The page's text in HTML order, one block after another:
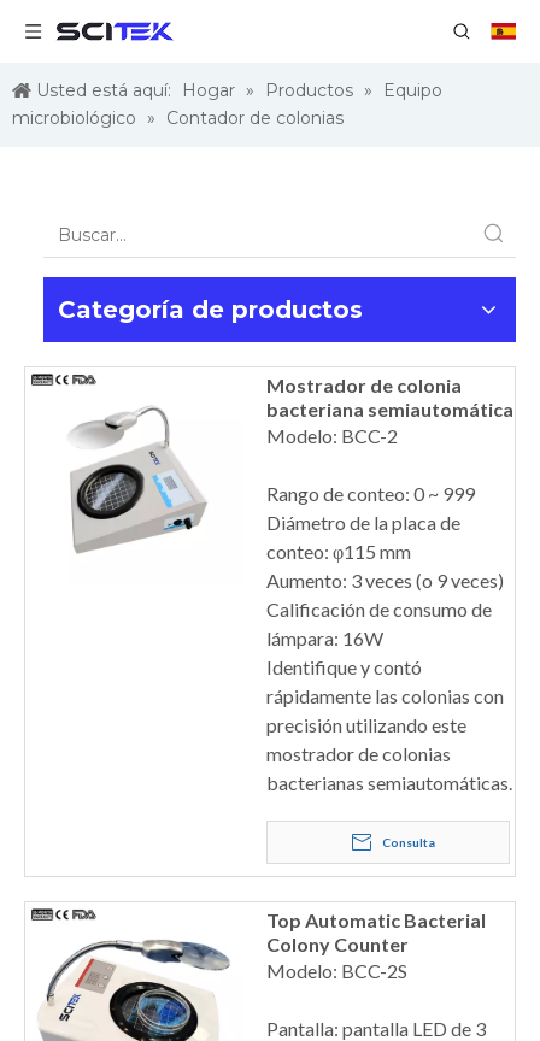
Usted está aquí: Hogar » Productos »
Equipo
microbiológico » Contador de colonias
Categoría de productos
Mostrador de colonia
bacteriana semiautomática
Modelo: BCC-2
Rango de conteo: 0 ~ 999
Diámetro de la placa de
conteo: φ115 mm
Aumento: 3 veces (o 9 veces)
Calificación de consumo de
lámpara: 16W
Identifique y contó
rápidamente las colonias con
precisión utilizando este
mostrador de colonias
bacterianas semiautomáticas.
Consulta
Top Automatic Bacterial
Colony Counter
Modelo: BCC-2S
Pantalla: pantalla LED de 3